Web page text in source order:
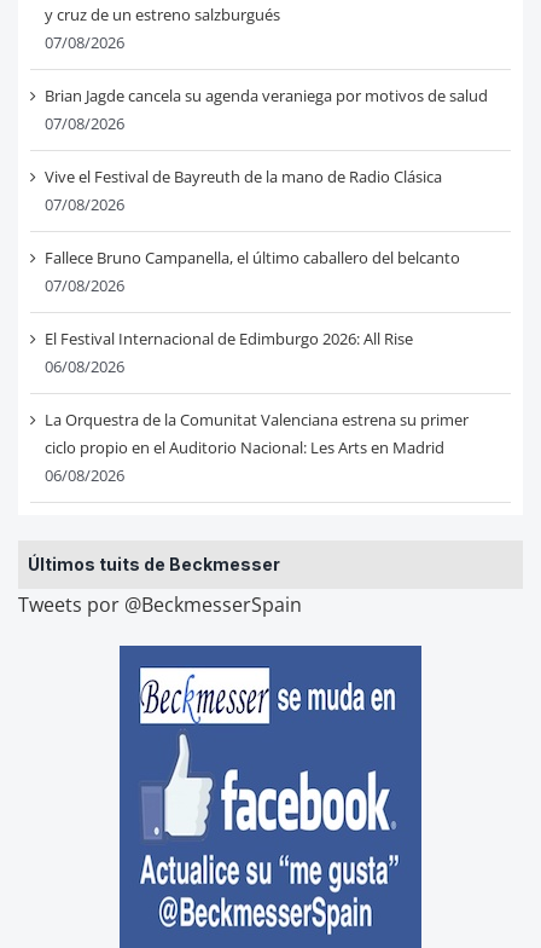
y cruz de un estreno salzburgués
07/08/2026
Brian Jagde cancela su agenda veraniega por motivos de salud
07/08/2026
Vive el Festival de Bayreuth de la mano de Radio Clásica
07/08/2026
Fallece Bruno Campanella, el último caballero del belcanto
07/08/2026
El Festival Internacional de Edimburgo 2026: All Rise
06/08/2026
La Orquestra de la Comunitat Valenciana estrena su primer
ciclo propio en el Auditorio Nacional: Les Arts en Madrid
06/08/2026
Últimos tuits de Beckmesser
Tweets por @BeckmesserSpain